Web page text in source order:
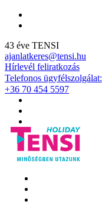
43 éve TENSI
ajanlatkeres@tensi.hu
Hírlevél feliratkozás
Telefonos ügyfélszolgálat:
+36 70 454 5597